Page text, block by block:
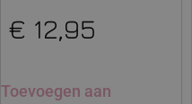
€ 12,95
Toevoegen aan